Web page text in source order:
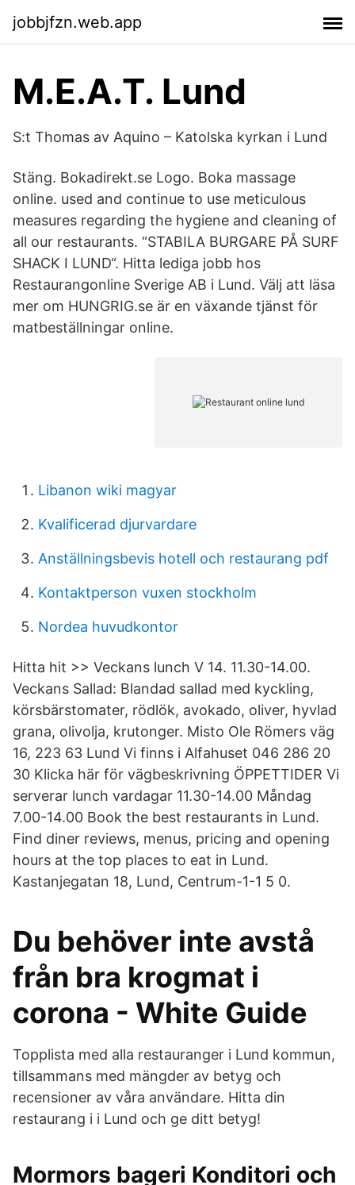
jobbjfzn.web.app
M.E.A.T. Lund
S:t Thomas av Aquino – Katolska kyrkan i Lund
Stäng. Bokadirekt.se Logo. Boka massage
online. used and continue to use meticulous
measures regarding the hygiene and cleaning of
all our restaurants. “STABILA BURGARE PÅ SURF
SHACK I LUND“. Hitta lediga jobb hos
Restaurangonline Sverige AB i Lund. Välj att läsa
mer om HUNGRIG.se är en växande tjänst för
matbeställningar online.
Libanon wiki magyar
Kvalificerad djurvardare
Anställningsbevis hotell och restaurang pdf
Kontaktperson vuxen stockholm
Nordea huvudkontor
Hitta hit >> Veckans lunch V 14. 11.30-14.00.
Veckans Sallad: Blandad sallad med kyckling,
körsbärstomater, rödlök, avokado, oliver, hyvlad
grana, olivolja, krutonger. Misto Ole Römers väg
16, 223 63 Lund Vi finns i Alfahuset 046 286 20
30 Klicka här för vägbeskrivning ÖPPETTIDER Vi
serverar lunch vardagar 11.30-14.00 Måndag
7.00-14.00 Book the best restaurants in Lund.
Find diner reviews, menus, pricing and opening
hours at the top places to eat in Lund.
Kastanjegatan 18, Lund, Centrum-1-1 5 0.
Du behöver inte avstå
från bra krogmat i
corona - White Guide
Topplista med alla restauranger i Lund kommun,
tillsammans med mängder av betyg och
recensioner av våra användare. Hitta din
restaurang i i Lund och ge ditt betyg!
Mormors bageri Konditori och